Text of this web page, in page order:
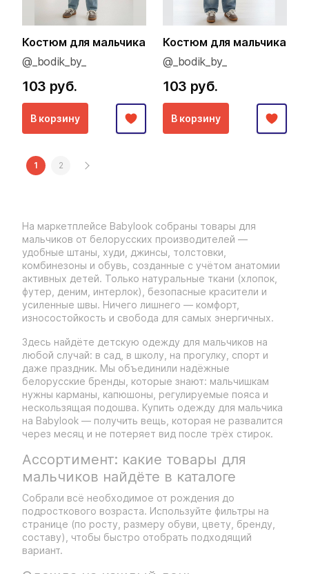
Костюм для мальчика
@_bodik_by_
103 руб.
В корзину
Костюм для мальчика
@_bodik_by_
103 руб.
В корзину
1 2
На маркетплейсе Babylook собраны товары для
мальчиков от белорусских производителей —
удобные штаны, худи, джинсы, толстовки,
комбинезоны и обувь, созданные с учётом анатомии
активных детей. Только натуральные ткани (хлопок,
футер, деним, интерлок), безопасные красители и
усиленные швы. Ничего лишнего — комфорт,
износостойкость и свобода для самых энергичных.
Здесь найдёте детскую одежду для мальчиков на
любой случай: в сад, в школу, на прогулку, спорт и
даже праздник. Мы объединили надёжные
белорусские бренды, которые знают: мальчишкам
нужны карманы, капюшоны, регулируемые пояса и
нескользящая подошва. Купить одежду для мальчика
на Babylook — получить вещь, которая не развалится
через месяц и не потеряет вид после трёх стирок.
Ассортимент: какие товары для
мальчиков найдёте в каталоге
Собрали всё необходимое от рождения до
подросткового возраста. Используйте фильтры на
странице (по росту, размеру обуви, цвету, бренду,
составу), чтобы быстро отобрать подходящий
вариант.